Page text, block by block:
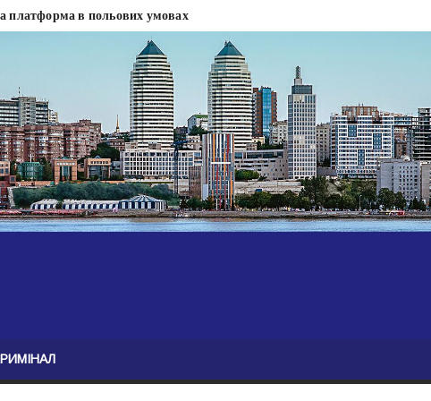
платформа в польових умовах
міськради Дніпра — ЗМІ
нелегального бізнесу, збагатився під час війни — ЗМІ
записали звернення про ситуацію на фронті
Безугла закликає валити Сирського
моду
керівництва армії